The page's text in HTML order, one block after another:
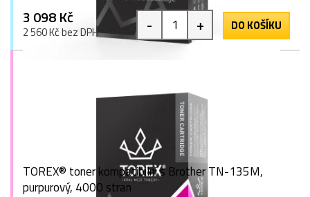
3 098 Kč
2 560 Kč bez DPH - + DO KOŠÍKU
TOREX® toner kompatibilní s Brother TN-135M,
purpurový, 4000 stran